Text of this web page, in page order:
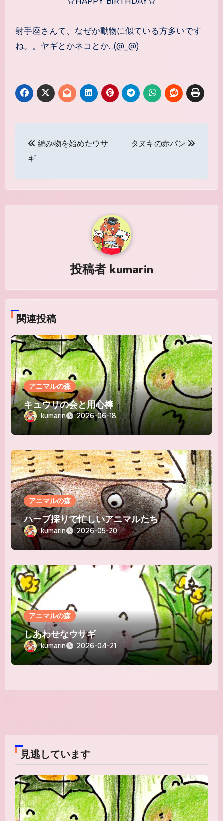
射手座さんて、なぜか動物に似ている方多いです
ね。。ヤギとかネコとか…(@_@)
稿
ビ
ン
編み物を始めたウサ
ギ
タヌキの赤パン
投稿者 kumarin
関連投稿
アニマルの森
キュウリの会と用心棒
kumarin 2026-06-18
アニマルの森
ハーブ採りで忙しいアニマルたち
kumarin 2026-05-20
アニマルの森
しあわせなウサギ
kumarin 2026-04-21
見逃しています